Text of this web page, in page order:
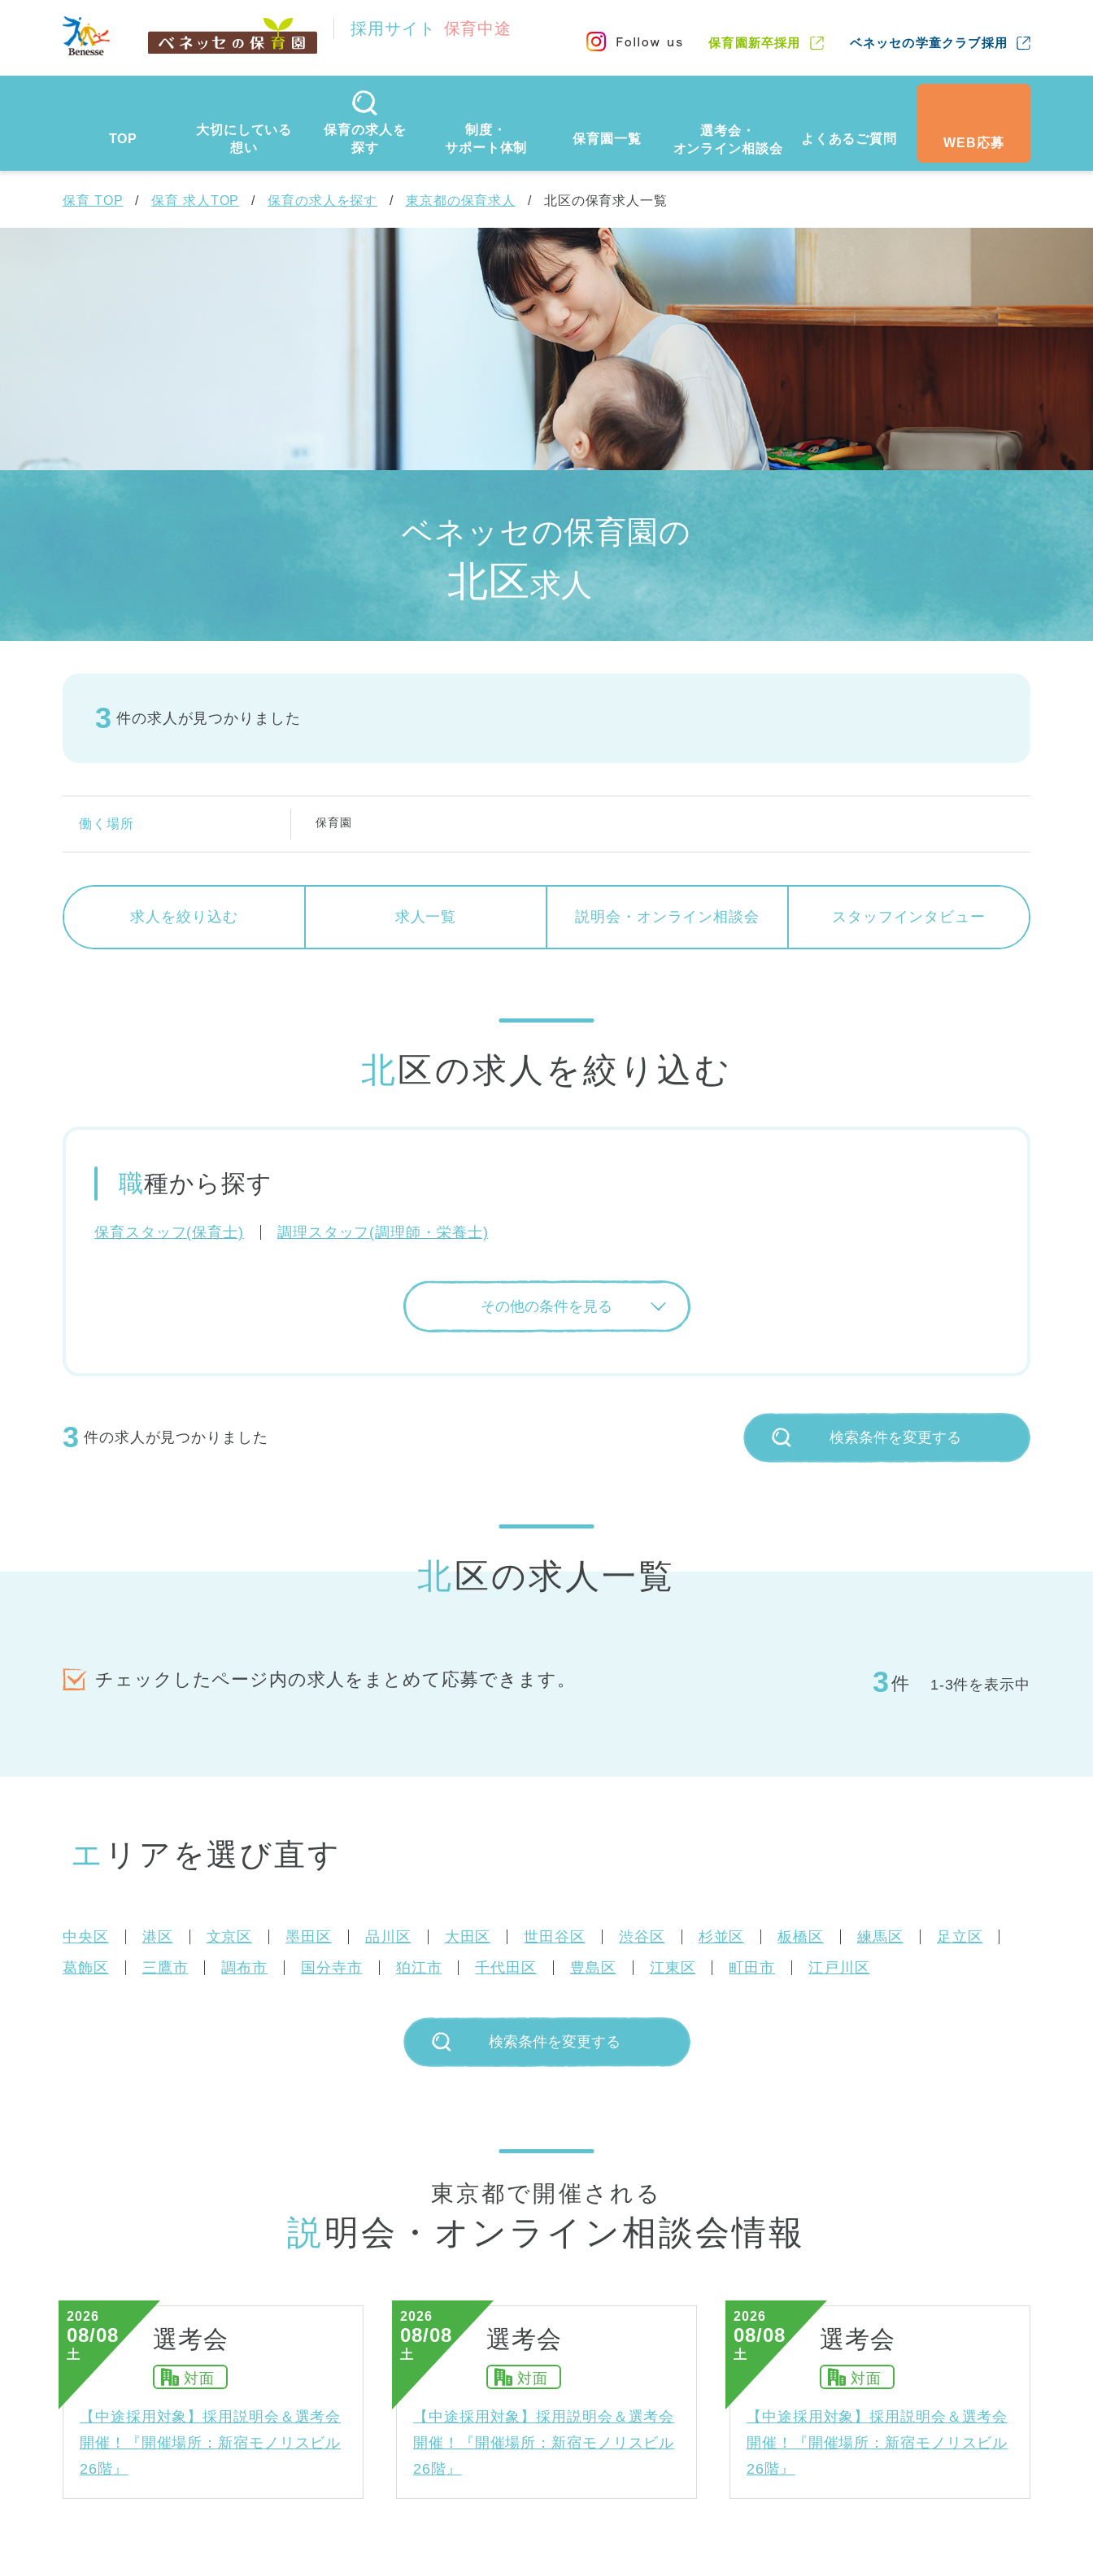
採用サイト 保育中途
保育園新卒採用 ベネッセの学童クラブ採用
TOP
大切にしている
想い
保育の求人を
探す
制度・
サポート体制
保育園一覧
選考会・
オンライン相談会
よくあるご質問 WEB応募
保育 TOP 保育 求人TOP 保育の求人を探す 東京都の保育求人 北区の保育求人一覧
ベネッセの保育園の
北区求人
3 件の求人が見つかりました
働く場所 保育園
求人を絞り込む 求人一覧 説明会・ オンライン相談会 スタッフ インタビュー
北区の求人を絞り込む
職種から探す
保育スタッフ(保育士) 調理スタッフ(調理師・栄養士)
その他の条件を見る
3 件の求人が見つかりました 検索条件を変更する
北区の求人一覧
チェックしたページ内の求人をまとめて応募できます。 3件 1-3件を表示中
エリアを選び直す
中央区 港区 文京区 墨田区 品川区 大田区 世田谷区 渋谷区 杉並区 板橋区 練馬区
足立区
葛飾区
三鷹市 調布市 国分寺市 狛江市 千代田区 豊島区 江東区 町田市 江戸川区
検索条件を変更する
東京都で開催される
説明会・ オンライン相談会情報
2026
08/08
土
選考会
対面
【中途採用対象】採用説明会＆選考会
開催！『開催場所：新宿モノリスビル
26階』
2026
08/08
土
選考会
対面
【中途採用対象】採用説明会＆選考会
開催！『開催場所：新宿モノリスビル
26階』
2026
08/08
土
選考会
対面
【中途採用対象】採用説明会＆選考会
開催！『開催場所：新宿モノリスビル
26階』